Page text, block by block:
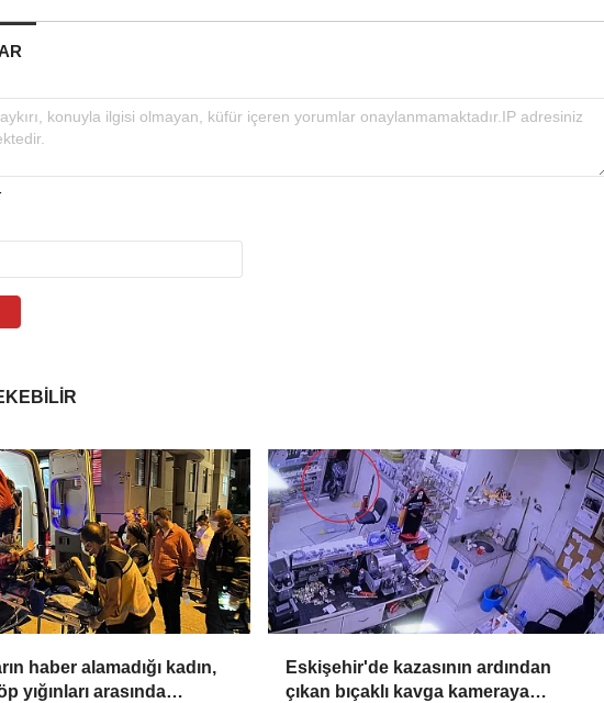
haber alamadığı kadın,
yığınları arasında
Eskişehir'de kazasının ardından
çıkan bıçaklı kavga kameraya